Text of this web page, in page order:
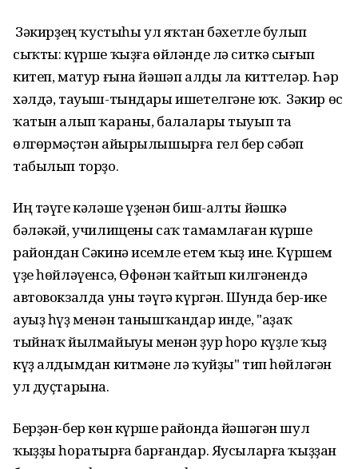
Ә Зәкирҙең ҡустыһы ул яҡтан бәхетле булып
сыҡты: күрше ҡыҙға өйләнде лә ситкә сығып
китеп, матур ғына йәшәп алды ла киттеләр. Һәр
хәлдә, тауыш-тындары ишетелгәне юҡ. Ә Зәкир өс
ҡатын алып ҡараны, балалары тыуып та
өлгөрмәҫтән айырылышырға гел бер сәбәп
табылып торҙо.
Иң тәүге кәләше үҙенән биш-алты йәшкә
бәләкәй, училищены саҡ тамамлаған күрше
райондан Сәкинә исемле етем ҡыҙ ине. Күршем
үҙе һөйләүенсә, Өфөнән ҡайтып килгәнендә
автовокзалда уны тәүгә күргән. Шунда бер-ике
ауыҙ һүҙ менән танышҡандар инде, "аҙаҡ
тыйнаҡ йылмайыуы менән ҙур һоро күҙле ҡыҙ
күҙ алдымдан китмәне лә ҡуйҙы" тип һөйләгән
ул дуҫтарына.
Берҙән-бер көн күрше районда йәшәгән шул
ҡыҙҙы һоратырға барғандар. Яусыларға ҡыҙҙан